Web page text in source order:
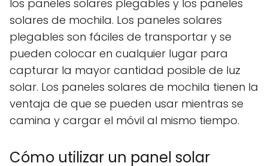
los paneles solares plegables y los paneles
solares de mochila. Los paneles solares
plegables son fáciles de transportar y se
pueden colocar en cualquier lugar para
capturar la mayor cantidad posible de luz
solar. Los paneles solares de mochila tienen la
ventaja de que se pueden usar mientras se
camina y cargar el móvil al mismo tiempo.
Cómo utilizar un panel solar